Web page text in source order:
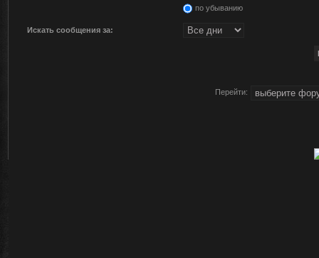
по убыванию
Искать сообщения за:
Перейти: